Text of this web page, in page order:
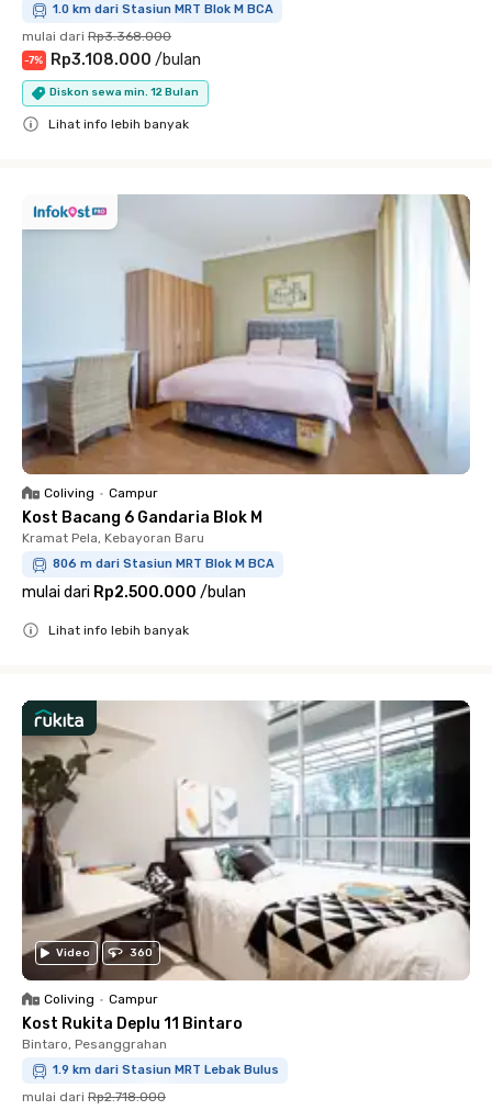
1.0 km dari Stasiun MRT Blok M BCA
mulai dari Rp3.368.000
-7% Rp3.108.000 /bulan
Diskon sewa min. 12 Bulan
Lihat info lebih banyak
Coliving • Campur
Kost Bacang 6 Gandaria Blok M
Kramat Pela, Kebayoran Baru
806 m dari Stasiun MRT Blok M BCA
mulai dari Rp2.500.000 /bulan
Lihat info lebih banyak
Video 360
Coliving • Campur
Kost Rukita Deplu 11 Bintaro
Bintaro, Pesanggrahan
1.9 km dari Stasiun MRT Lebak Bulus
mulai dari Rp2.718.000